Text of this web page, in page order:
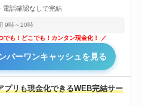
電話確認なしで完結
9時～20時
でも！どこでも！カンタン現金化！
バーワンキャッシュを見る
プリも現金化できるWEB完結サー